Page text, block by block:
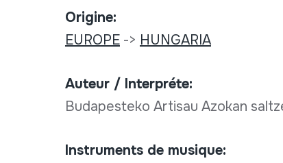
Origine:
EUROPE-> HUNGARIA
Auteur / Interpréte:
Budapesteko Artisau Azokan
Instruments de musique: